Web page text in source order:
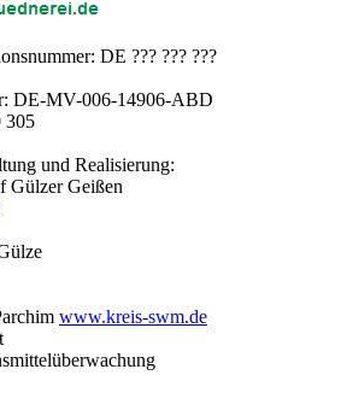
DE ??? ??? ???
DE-MV-006-14906-ABD
305
und Realisierung:
Gülzer Geißen
www.kreis-swm.de